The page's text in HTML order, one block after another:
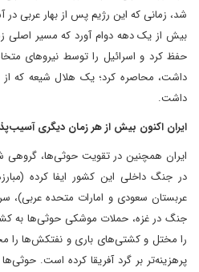
شد، زمانی که این رژیم پس از بهار عربی در
بیش از یک دهه دوام آورد که مسیر اصلی
حفظ کرد و اسرائیل را توسط نیروهای
داشت، محاصره کرد؛ یک هلال شیعه که از
داشت.
ایران اکنون بیش از هر زمان دیگری
ایران همچنین در تقویت حوثی‌ها،
در جنگ داخلی این کشور ایفا کرده
عربستان سعودی و امارات متحده عربی)،
جنگ در غزه، حملات موشکی حوثی‌ها به
را مختل و کشتی‌های باری و نفتکش‌ها را
پرهزینه‌تر بر گرد آفریقا کرده است.